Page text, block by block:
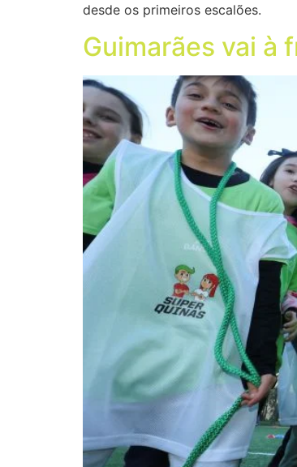
desde os primeiros escalões.
Guimarães vai à